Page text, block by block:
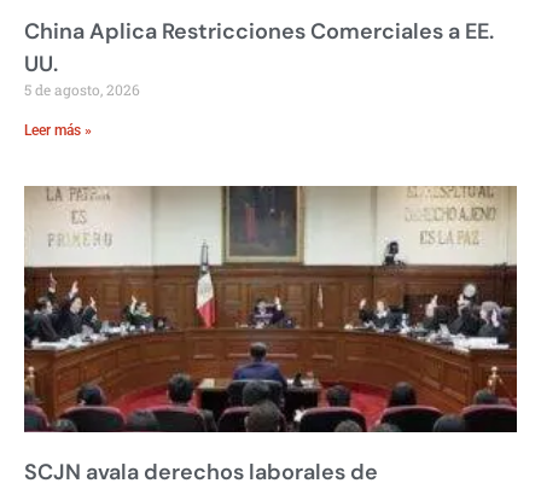
China Aplica Restricciones Comerciales a EE.
UU.
5 de agosto, 2026
Leer más »
SCJN avala derechos laborales de